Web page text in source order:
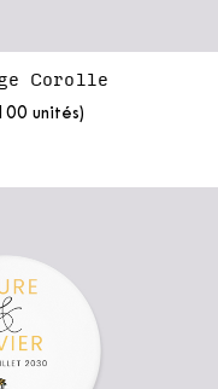
Corolle
unités)